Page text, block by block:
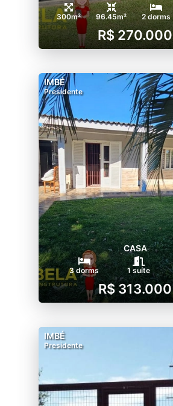
300m² 96.45m² 2 dorms
R$ 270.000
IMBÉ
Presidente
CASA
3 dorms 1 suíte
R$ 313.000
IMBÉ
Presidente